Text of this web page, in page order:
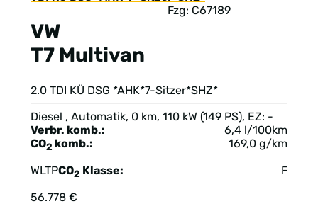
VW
T7 Multivan
Fzg: C67189
2.0 TDI KÜ DSG *AHK*7-Sitzer*SHZ*
Diesel , Automatik, 0 km, 110 kW (149 PS), EZ: -
Verbr. komb.:
6,4 l/100km
CO2 komb.: 169,0 g/km
WLTPCO2 Klasse: F
56.778 €